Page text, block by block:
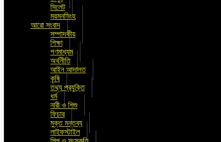
সিলেট
ময়মনসিংহ
আরো সংবাদ
সম্পাদকীয়
শিক্ষা
গণমাধ্যম
অর্থনীতি
আইন আদালত
কৃষি
তথ্য প্রযুক্তি
ধর্ম
নারী ও শিশু
ফিচার
মুক্ত মন্তব্য
লাইফস্টাইল